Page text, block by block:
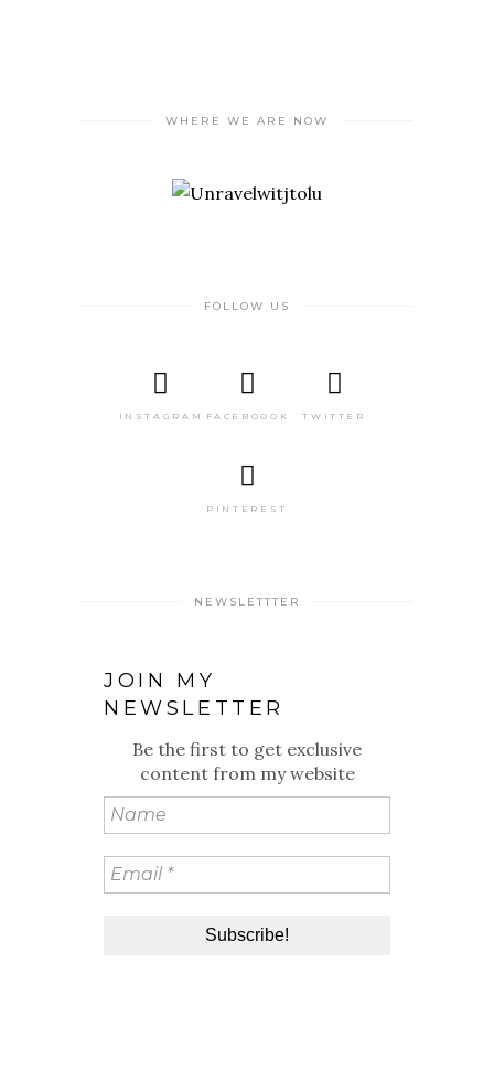
WHERE WE ARE NOW
FOLLOW US
INSTAGRAM FACEBOOOK TWITTER
PINTEREST
NEWSLETTTER
JOIN MY
NEWSLETTER
Be the first to get exclusive
content from my website